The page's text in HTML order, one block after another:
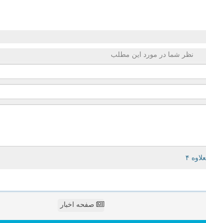
نظر شما در مورد این مطلب
صفحه اخبار